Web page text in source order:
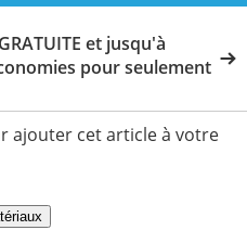
et jusqu'à
pour seulement
ajouter cet article à votre